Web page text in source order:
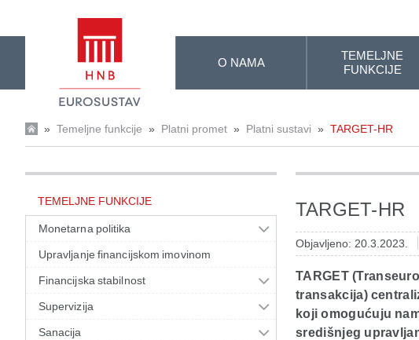
O NAMA
TEMELJNE
FUNKCIJE
» Temeljne funkcije » Platni promet » Platni sustavi » TARGET-HR
TEMELJNE FUNKCIJE
Monetarna politika
Upravljanje financijskom imovinom
Financijska stabilnost
Supervizija
Sanacija
TARGET-HR
Objavljeno: 20.3.2023.
TARGET
transakcija)
koji omogućuju
središnjeg